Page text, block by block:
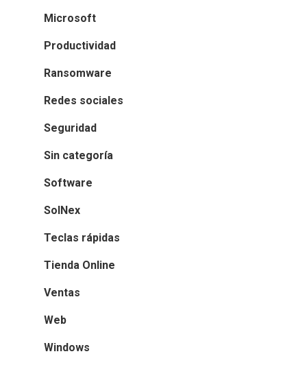
Microsoft
Productividad
Ransomware
Redes sociales
Seguridad
Sin categoría
Software
SolNex
Teclas rápidas
Tienda Online
Ventas
Web
Windows